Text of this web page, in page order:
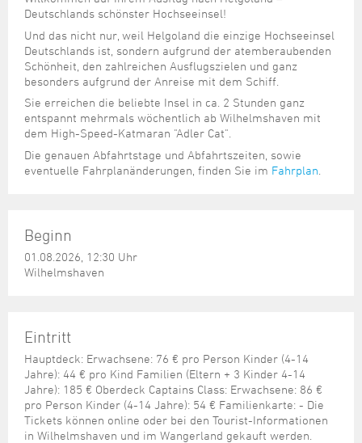
Verkehr und Mobilität
Wohnen, Bauen
Wahlen
Schule
Sterbefall
Studium
Umzug und Neubürger
Wohnen und Verbrauchen
Formulare
Online-Terminvergabe
Politik & Verwaltung
Pressemitteilungen
Ratsinformationssystem
Städtische Dienststellen
Wirtschaftsstruktur
Regionale Kooperationen
Unternehmensnachfolge
Unterstützung für ExistenzgründerInnen
Zukunftsregion JadeBay
Stadtbibliothek
Volkshochschule
Weiterbildung
Stadt Wilhelmshaven
Unterkünfte
Kulturzentrum Pumpwerk
Maritime Meile
Museen und Ausstellungen
Schiffe, Häfen und Meer erleben
Sportangebot
Städtepartnerschaften
Stadtpark
Deutschlands schönster Hochseeinsel!
Und das nicht nur, weil Helgoland die einzige Hochseeinsel
Deutschlands ist, sondern aufgrund der atemberaubenden
Schönheit, den zahlreichen Ausflugszielen und ganz
besonders aufgrund der Anreise mit dem Schiff.
Sie erreichen die beliebte Insel in ca. 2 Stunden ganz
entspannt mehrmals wöchentlich ab Wilhelmshaven mit
dem High-Speed-Katmaran "Adler Cat".
Die genauen Abfahrtstage und Abfahrtszeiten, sowie
eventuelle Fahrplanänderungen, finden Sie im Fahrplan
Beginn
01.08.2026, 12:30 Uhr
Wilhelmshaven
Eintritt
Hauptdeck: Erwachsene: 76 € pro Person Kinder (4-14
Jahre): 44 € pro Kind Familien (Eltern + 3 Kinder 4-14
Jahre): 185 € Oberdeck Captains Class: Erwachsene: 86 €
pro Person Kinder (4-14 Jahre): 54 € Familienkarte: - Die
Tickets können online oder bei den Tourist-Informationen
in Wilhelmshaven und im Wangerland gekauft werden.